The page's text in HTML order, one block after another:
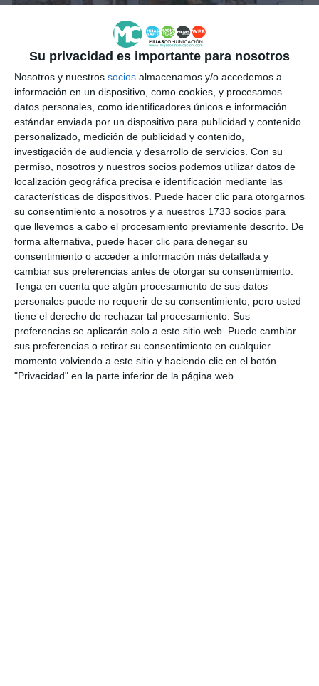
Su privacidad es importante para nosotros
Nosotros y nuestros socios almacenamos y/o accedemos a
información en un dispositivo, como cookies, y procesamos
datos personales, como identificadores únicos e información
estándar enviada por un dispositivo para publicidad y contenido
personalizado, medición de publicidad y contenido,
investigación de audiencia y desarrollo de servicios. Con su
permiso, nosotros y nuestros socios podemos utilizar datos de
localización geográfica precisa e identificación mediante las
características de dispositivos. Puede hacer clic para otorgarnos
su consentimiento a nosotros y a nuestros 1733 socios para
que llevemos a cabo el procesamiento previamente descrito. De
forma alternativa, puede hacer clic para denegar su
consentimiento o acceder a información más detallada y
cambiar sus preferencias antes de otorgar su consentimiento.
Tenga en cuenta que algún procesamiento de sus datos
personales puede no requerir de su consentimiento, pero usted
tiene el derecho de rechazar tal procesamiento. Sus
preferencias se aplicarán solo a este sitio web. Puede cambiar
sus preferencias o retirar su consentimiento en cualquier
momento volviendo a este sitio y haciendo clic en el botón
"Privacidad" en la parte inferior de la página web.